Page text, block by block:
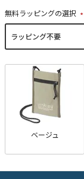
無料ラッピングの選択
(
ベージュ